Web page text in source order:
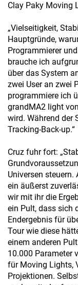
Clay Paky Moving
„Vielseitigkeit,
Hauptgründe,
Programmierer
brauche ich
über das System
zwei User an zwei
programmiere ich
grandMA2 light
wird. Während der
Tracking-Back-up.“
Cruz fuhr fort:
Universen
ein äußerst
wir mit ihr die
ein Pult, dass sich
Endergebnis für
Tour wie diese
einem anderen
10.000 Parameter
für Moving Lights,
Projektionen.